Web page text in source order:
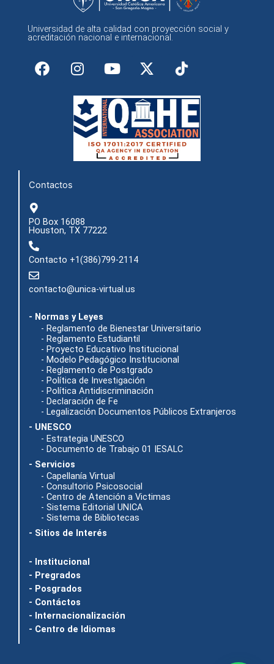
Universidad de alta calidad con proyección social y
acreditación nacional e internacional.
F
a
I
n
t
a
g
a
Y
o
t
u
b
e
X
-
w
i
t
t
e
Contactos
PO Box 16088
Houston, TX 77222
Contacto +1(386)799-2114
contacto@unica-virtual.us
- Normas y Leyes
- Reglamento de Bienestar Universitario
- Reglamento Estudiantil
- Proyecto Educativo Institucional
- Modelo Pedagógico Institucional
- Reglamento de Postgrado
- Política de Investigación
- Política Antidiscriminación
- Declaración de Fe
- Legalización Documentos Públicos Extranjeros
- UNESCO
- Estrategia UNESCO
- Documento de Trabajo 01 IESALC
- Servicios
- Capellanía Virtual
- Consultorio Psicosocial
- Centro de Atención a Victimas
- Sistema Editorial UNICA
- Sistema de Bibliotecas
- Sitios de Interés
- Institucional
- Pregrados
- Posgrados
- Contáctos
- Internacionalización
- Centro de Idiomas